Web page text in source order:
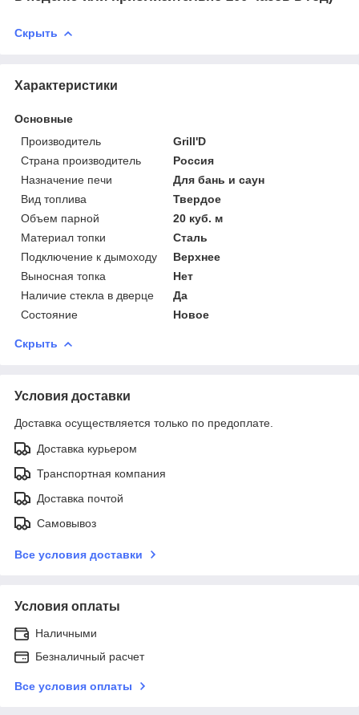
Скрыть
Характеристики
Основные
Производитель
Grill'D
Страна производитель
Россия
Назначение печи
Для бань и саун
Вид топлива
Твердое
Объем парной
20 куб. м
Материал топки
Сталь
Подключение к дымоходу
Верхнее
Выносная топка
Нет
Наличие стекла в дверце
Да
Состояние
Новое
Скрыть
Условия доставки
Доставка осуществляется только по предоплате.
Доставка курьером
Транспортная компания
Доставка почтой
Самовывоз
Все условия доставки
Условия оплаты
Наличными
Безналичный расчет
Все условия оплаты